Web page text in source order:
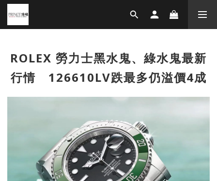
ROLEX 勞力士黑水鬼、綠水鬼最新
行情 126610LV跌最多仍溢價4成